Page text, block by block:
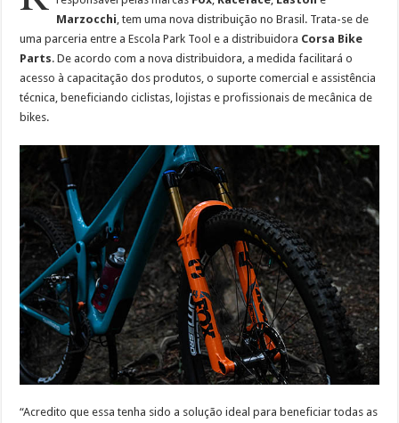
Marzocchi, tem uma nova distribuição no Brasil. Trata-se de
uma parceria entre a Escola Park Tool e a distribuidora Corsa Bike
Parts. De acordo com a nova distribuidora, a medida facilitará o
acesso à capacitação dos produtos, o suporte comercial e assistência
técnica, beneficiando ciclistas, lojistas e profissionais de mecânica de
bikes.
“Acredito que essa tenha sido a solução ideal para beneficiar todas as